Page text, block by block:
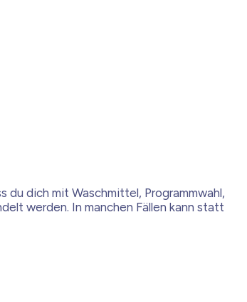
dich mit Waschmittel, Programmwahl,
werden. In manchen Fällen kann statt